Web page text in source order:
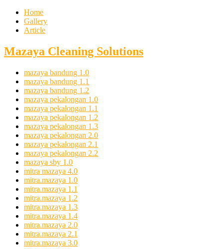
Home
Gallery
Article
Mazaya Cleaning Solutions
mazaya bandung 1.0
mazaya bandung 1.1
mazaya bandung 1.2
mazaya pekalongan 1.0
mazaya pekalongan 1.1
mazaya pekalongan 1.2
mazaya pekalongan 1.3
mazaya pekalongan 2.0
mazaya pekalongan 2.1
mazaya pekalongan 2.2
mazaya sby 1.0
mitra mazaya 4.0
mitra.mazaya 1.0
mitra.mazaya 1.1
mitra.mazaya 1.2
mitra.mazaya 1.3
mitra.mazaya 1.4
mitra.mazaya 2.0
mitra.mazaya 2.1
mitra.mazaya 3.0